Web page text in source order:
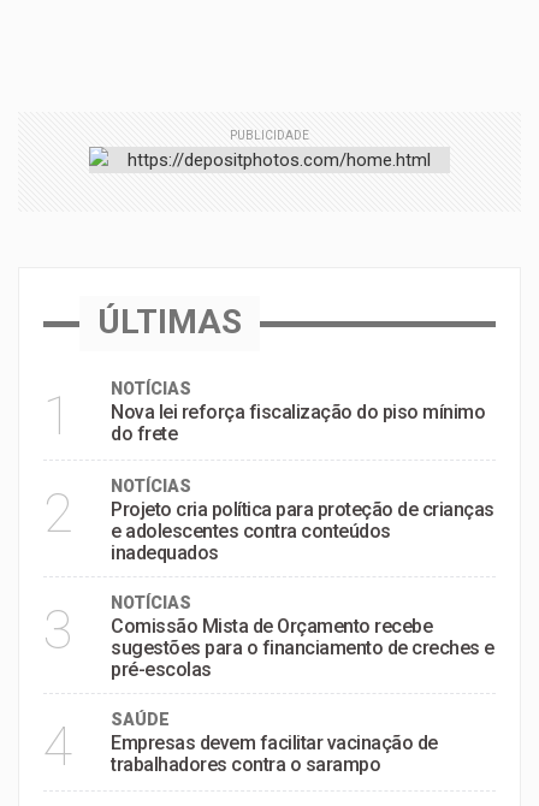
PUBLICIDADE
ÚLTIMAS
1 NOTÍCIAS
Nova lei reforça fiscalização do piso mínimo
do frete
2 NOTÍCIAS
Projeto cria política para proteção de crianças
e adolescentes contra conteúdos
inadequados
3 NOTÍCIAS
Comissão Mista de Orçamento recebe
sugestões para o financiamento de creches e
pré-escolas
4 SAÚDE
Empresas devem facilitar vacinação de
trabalhadores contra o sarampo